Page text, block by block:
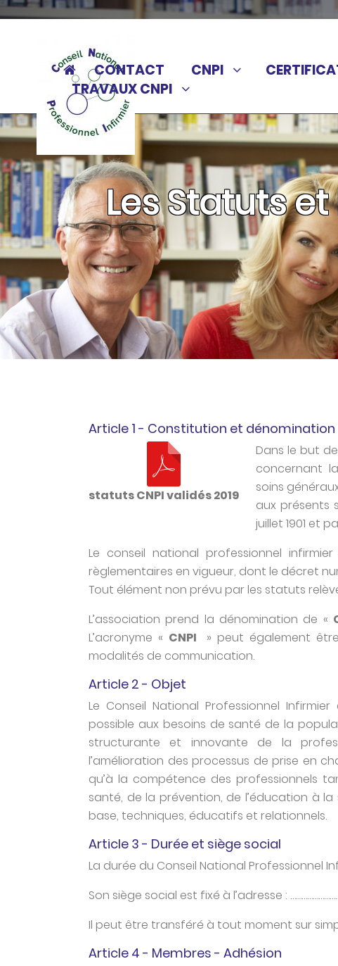
CONTACT CNPI
TRAVAUX CNPI
Les Statuts
Article 1 - Constitution et dénomination
statuts CNPI validés 2019
Dans le but
concernant
soins
aux présents
juillet 1901 et
Le conseil national professionnel
règlementaires en vigueur, dont le décret
Tout élément non prévu par les statuts
L’association prend la dénomination de «
L’acronyme « CNPI
» peut également
modalités de communication.
Article 2 - Objet
Le Conseil National Professionnel
possible aux besoins de santé de la
structurante et innovante de la
l’amélioration des processus de prise en
qu’à la compétence des professionnels
santé, de la prévention, de l’éducation à
base, techniques, éducatifs et relationnels.
Article 3 - Durée et siège social
La durée du Conseil National Professionnel
Son siège social est fixé à l’adresse :
Il peut être transféré à tout moment sur
Article 4 - Membres - Adhésion